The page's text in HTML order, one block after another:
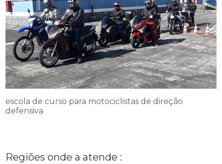
escola de curso para motociclistas de direção
defensiva
Regiões onde a atende :